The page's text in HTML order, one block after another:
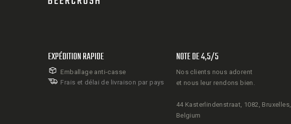
EXPÉDITION RAPIDE
Emballage anti-casse
Frais et délai de livraison par pays
NOTE DE 4,5/5
Nos clients nous adorent
et nous leur rendons bien.
44 Kasterlindenstraat, 1082, Bruxelles,
Belgium